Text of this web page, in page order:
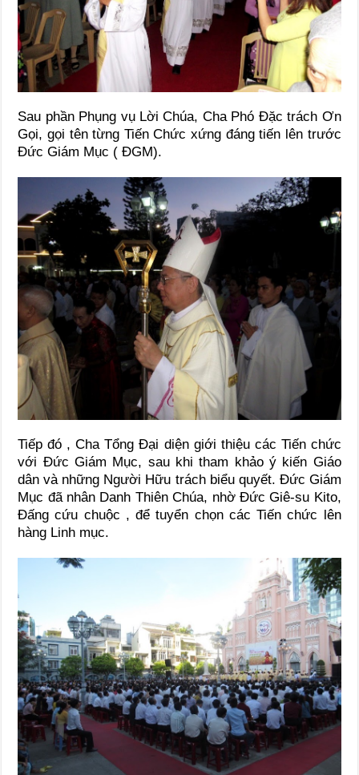
Sau phần Phụng vụ Lời Chúa, Cha Phó Đặc trách Ơn
Gọi, gọi tên từng Tiến Chức xứng đáng tiến lên trước
Đức Giám Mục ( ĐGM).
Tiếp đó , Cha Tổng Đại diện giới thiệu các Tiến chức
với Đức Giám Mục, sau khi tham khảo ý kiến Giáo
dân và những Người Hữu trách biểu quyết. Đức Giám
Mục đã nhân Danh Thiên Chúa, nhờ Đức Giê-su Kito,
Đấng cứu chuộc , để tuyển chọn các Tiến chức lên
hàng Linh mục.